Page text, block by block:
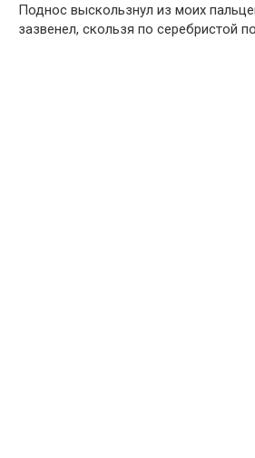
Поднос выскользнул из моих
зазвенел, скользя по серебристой